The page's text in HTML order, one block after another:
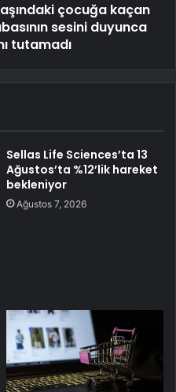
çocuğa kaçan
sesini duyunca
tutamadı
Sellas Life Sciences’ta 13
Ağustos’ta %12’lik hareket
bekleniyor
Ağustos 7, 2026